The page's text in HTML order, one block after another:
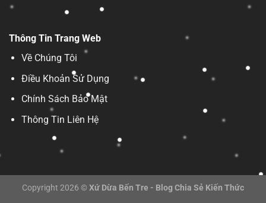
Thông Tin Trang Web
Về Chúng Tôi
Điều Khoản Sử Dụng
Chính Sách Bảo Mật
Thông Tin Liên Hệ
Copyright 2026 © Xứ Dừa Bến Tre - Blog Chia Sẻ Kiến Thức